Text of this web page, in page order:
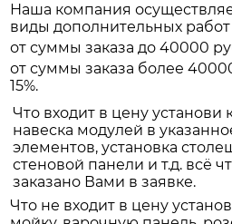
Наша компания
виды дополнительных работ
от суммы заказа до 40000
от суммы заказа более
15%.
Что входит в цену установи
навеска модулей в
элементов, установка
стеновой панели и т.д. всё
заказано Вами в заявке.
Что не входит в цену